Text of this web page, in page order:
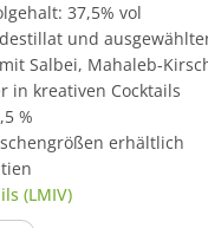
37,5% vol
und
Salbei, Mahaleb-
in kreativen Cocktails
%
erhältlich
(LMIV)